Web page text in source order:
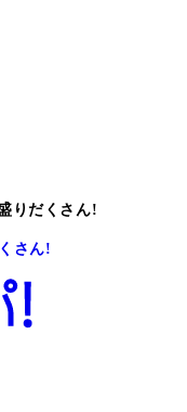
りだくさん!
さん!